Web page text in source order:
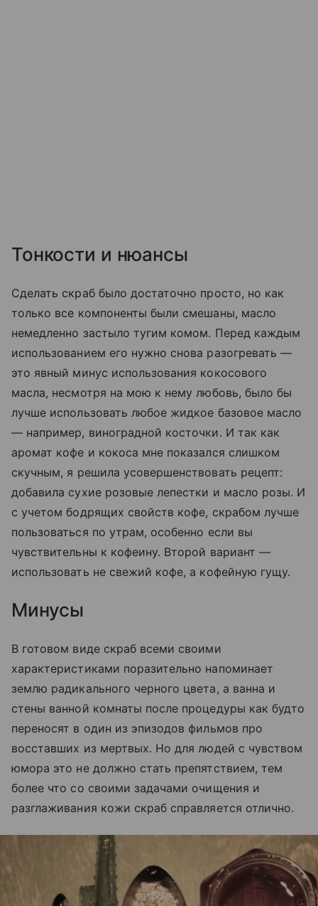
Тонкости и нюансы
Сделать скраб было достаточно просто, но как
только все компоненты были смешаны, масло
немедленно застыло тугим комом. Перед каждым
использованием его нужно снова разогревать —
это явный минус использования кокосового
масла, несмотря на мою к нему любовь, было бы
лучше использовать любое жидкое базовое масло
— например, виноградной косточки. И так как
аромат кофе и кокоса мне показался слишком
скучным, я решила усовершенствовать рецепт:
добавила сухие розовые лепестки и масло розы. И
с учетом бодрящих свойств кофе, скрабом лучше
пользоваться по утрам, особенно если вы
чувствительны к кофеину. Второй вариант —
использовать не свежий кофе, а кофейную гущу.
Минусы
В готовом виде скраб всеми своими
характеристиками поразительно напоминает
землю радикального черного цвета, а ванна и
стены ванной комнаты после процедуры как будто
переносят в один из эпизодов фильмов про
восставших из мертвых. Но для людей с чувством
юмора это не должно стать препятствием, тем
более что со своими задачами очищения и
разглаживания кожи скраб справляется отлично.